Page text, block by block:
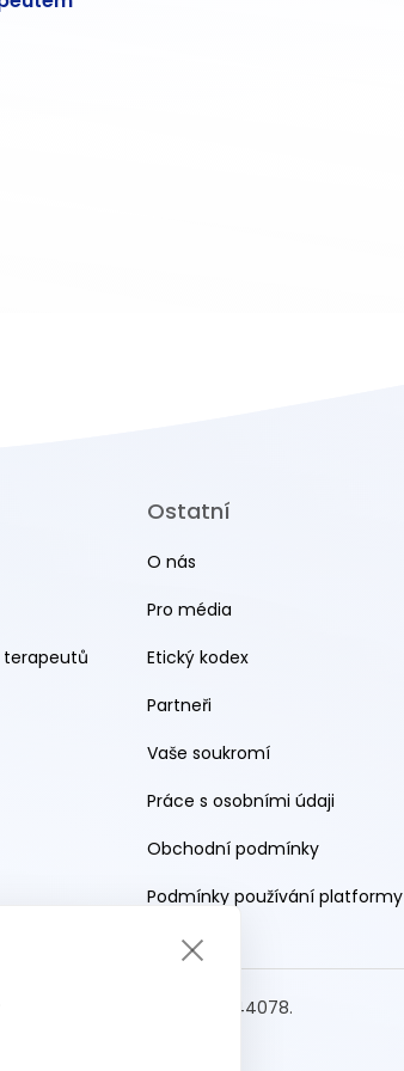
terapeutů
Ostatní
O nás
Pro média
Etický kodex
Partneři
Vaše soukromí
Práce s osobními údaji
Obchodní podmínky
Podmínky používání platformy
Terapie CZ s.r.o. IČO: 19644078.